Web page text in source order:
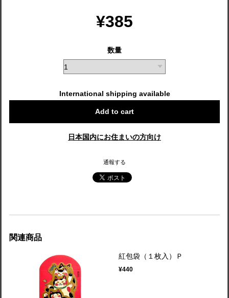
¥385
数量
International shipping available
Add to cart
日本国内にお住まいの方向け
通報する
関連商品
紅包袋（１枚入）Ｐ
¥440